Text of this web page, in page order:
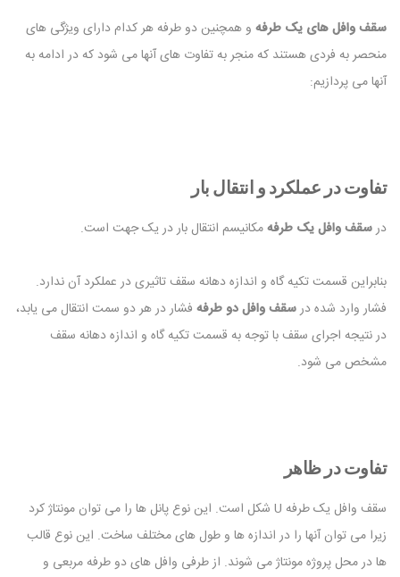
سقف وافل های یک طرفه و همچنین دو طرفه هر کدام دارای ویژگی های
منحصر به فردی هستند که منجر به تفاوت های آنها می شود که در ادامه به
آنها می پردازیم:
تفاوت در عملکرد و انتقال بار
درسقف وافل یک طرفهمکانیسم انتقال بار در یک جهت است.
بنابراین قسمت تکیه گاه و اندازه دهانه سقف تاثیری در عملکرد آن ندارد.
فشار وارد شده درسقف وافل دو طرفه فشار در هر دو سمت انتقال می یابد،
در نتیجه اجرای سقف با توجه به قسمت تکیه گاه و اندازه دهانه سقف
مشخص می شود.
تفاوت در ظاهر
سقف وافل یک طرفه U شکل است. این نوع پانل ها را می توان مونتاژ کرد
زیرا می توان آنها را در اندازه ها و طول های مختلف ساخت. این نوع قالب
ها در محل پروژه مونتاژ می شوند. از طرفی وافل های دو طرفه مربعی و